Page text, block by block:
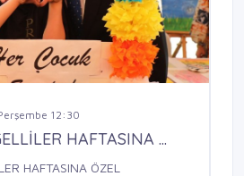
12:30
HAFTASINA ...
HAFTASINA ÖZEL